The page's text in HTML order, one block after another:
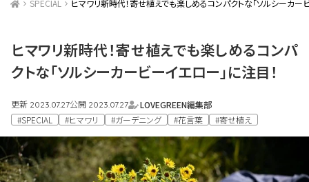
SPECIAL ヒマワリ新時代！寄せ植えでも楽しめるコンパクトな「ソルシーカー
ヒマワリ新時代！寄せ植えでも楽しめるコンパ
クトな「ソルシーカービーイエロー」に注目！
更新 2023.07.27公開 2023.07.27
LOVEGREEN編集部
#SPECIAL
#ヒマワリ #ガーデニング #花言葉 #寄せ植え